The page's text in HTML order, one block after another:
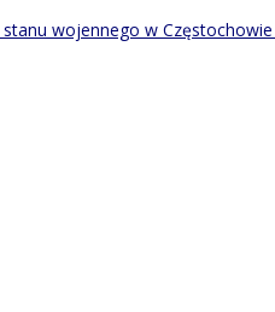
stanu wojennego w Częstochowie